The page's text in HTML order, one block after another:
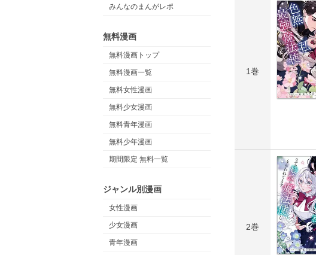
みんなのまんがレポ
無料漫画
無料漫画トップ
無料漫画一覧
無料女性漫画
無料少女漫画
無料青年漫画
無料少年漫画
期間限定 無料一覧
ジャンル別漫画
女性漫画
少女漫画
青年漫画
1巻
2巻